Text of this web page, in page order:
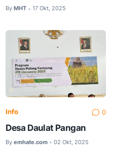
By MHT • 17 Okt, 2025
Info 0
Desa Daulat Pangan
By emhate.com • 02 Okt, 2025